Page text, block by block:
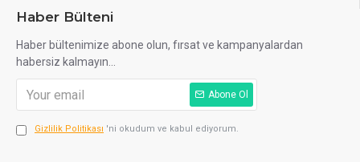
Haber Bülteni
Haber bültenimize abone olun, fırsat ve kampanyalardan
habersiz kalmayın...
Abone Ol
Gizlilik Politikası 'ni okudum ve kabul ediyorum.